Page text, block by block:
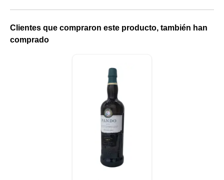
Clientes que compraron este producto, también han
comprado